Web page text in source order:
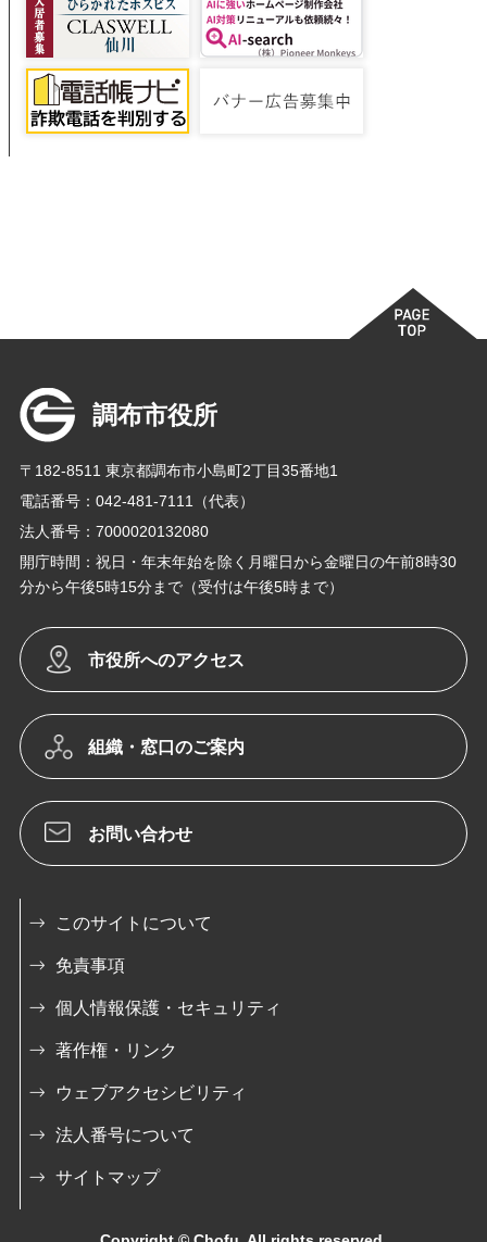
調布市役所
〒182-8511 東京都調布市小島町2丁目35番地1
電話番号：042-481-7111（代表）
法人番号：7000020132080
開庁時間：祝日・年末年始を除く月曜日から金曜日の午前8時30
分から午後5時15分まで（受付は午後5時まで）
市役所へのアクセス
組織・窓口のご案内
お問い合わせ
このサイトについて
免責事項
個人情報保護・セキュリティ
著作権・リンク
ウェブアクセシビリティ
法人番号について
サイトマップ